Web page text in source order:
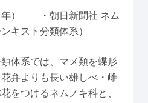
年） ・朝日新聞社 ネム
キスト分類体系）
体系では、マメ類を蝶形
弁よりも長い雄しべ・雌
をつけるネムノキ科と、